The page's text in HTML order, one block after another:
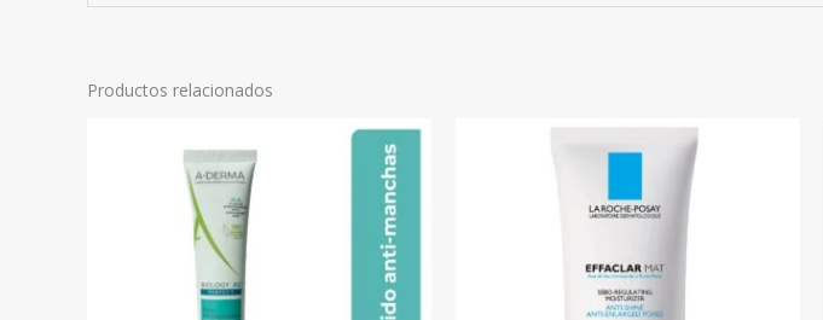
Productos relacionados